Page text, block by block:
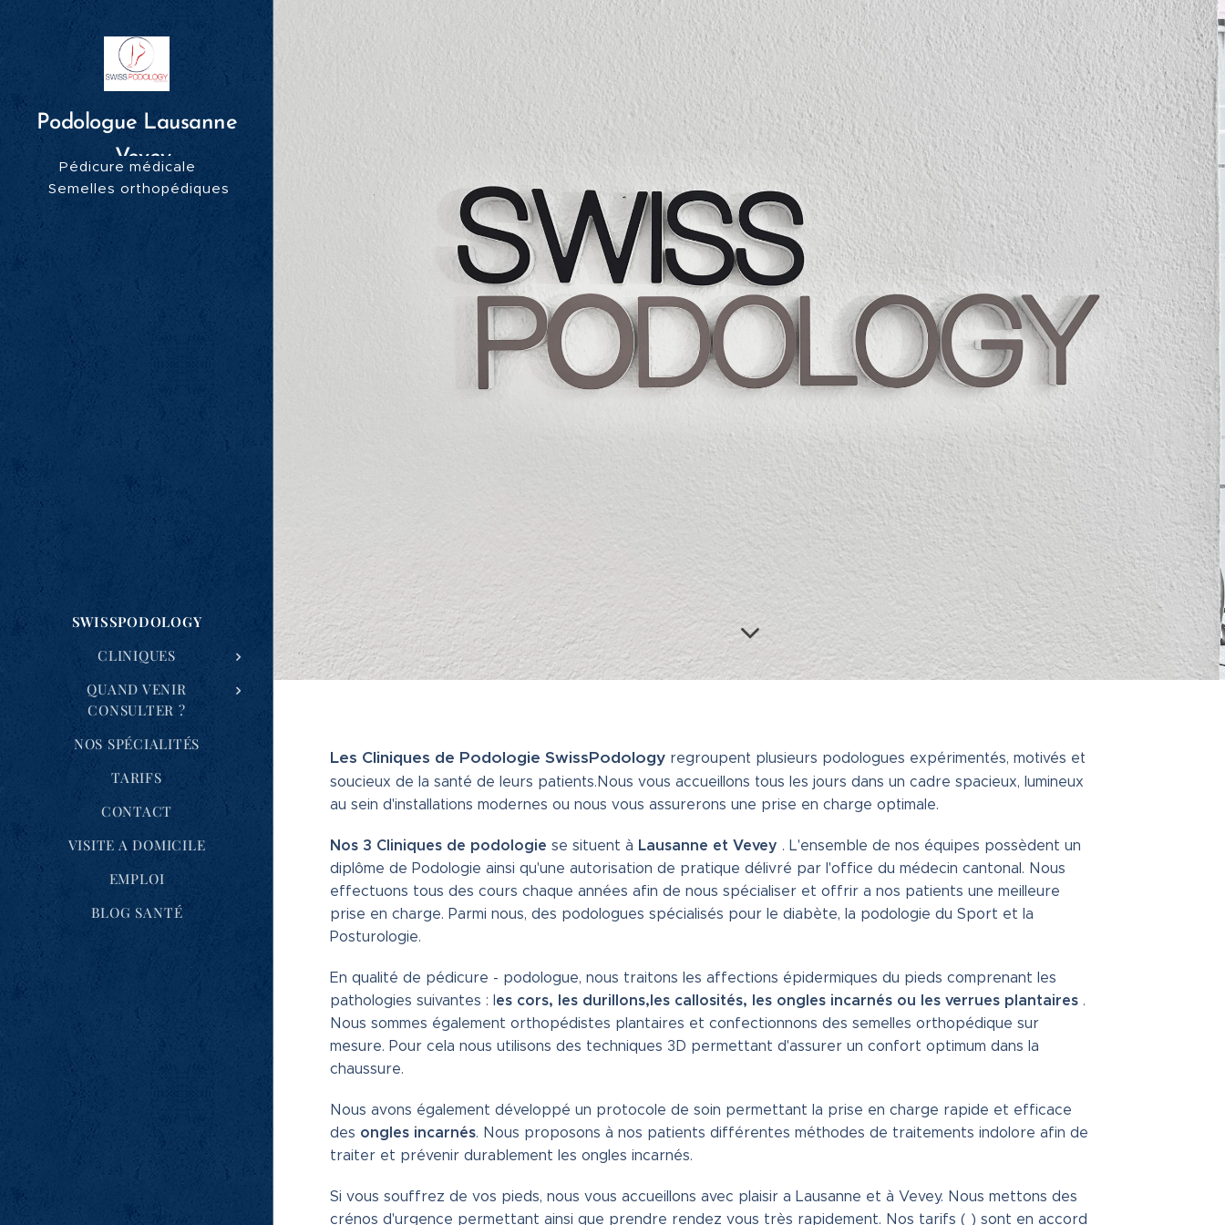
Podologue Lausanne
- Vevey
Pédicure médicale
Semelles orthopédiques
SWISSPODOLOGY
CLINIQUES
QUAND VENIR
CONSULTER ?
NOS SPÉCIALITÉS
TARIFS
CONTACT
VISITE A DOMICILE
EMPLOI
BLOG SANTÉ
Les Cliniques de Podologie SwissPodology regroupent plusieurs podologues expérimentés, motivés et
soucieux de la santé de leurs patients.Nous vous accueillons tous les jours dans un cadre spacieux, lumineux
au sein d'installations modernes ou nous vous assurerons une prise en charge optimale.
Nos 3 Cliniques de podologie se situent à Lausanne et Vevey . L'ensemble de nos équipes possèdent un
diplôme de Podologie ainsi qu'une autorisation de pratique délivré par l'office du médecin cantonal. Nous
effectuons tous des cours chaque années afin de nous spécialiser et offrir a nos patients une meilleure
prise en charge. Parmi nous, des podologues spécialisés pour le diabète, la podologie du Sport et la
Posturologie.
En qualité de pédicure - podologue, nous traitons les affections épidermiques du pieds comprenant les
pathologies suivantes : les cors, les durillons,les callosités, les ongles incarnés ou les verrues plantaires .
Nous sommes également orthopédistes plantaires et confectionnons des semelles orthopédique sur
mesure. Pour cela nous utilisons des techniques 3D permettant d'assurer un confort optimum dans la
chaussure.
Nous avons également développé un protocole de soin permettant la prise en charge rapide et efficace
des ongles incarnés. Nous proposons à nos patients différentes méthodes de traitements indolore afin de
traiter et prévenir durablement les ongles incarnés.
Si vous souffrez de vos pieds, nous vous accueillons avec plaisir a Lausanne et à Vevey. Nous mettons des
crénos d'urgence permettant ainsi que prendre rendez vous très rapidement. Nos tarifs ( ) sont en accord